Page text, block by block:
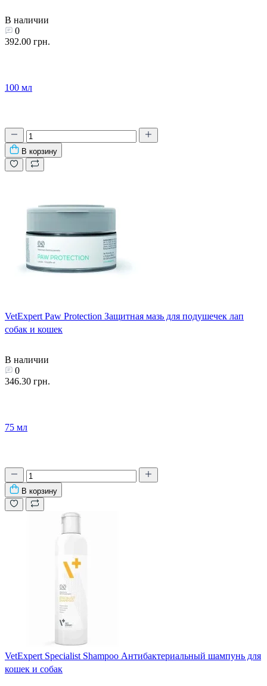
В наличии
0
392.00 грн.
100 мл
В корзину
VetExpert Paw Protection Защитная мазь для подушечек лап
собак и кошек
В наличии
0
346.30 грн.
75 мл
В корзину
VetExpert Specialist Shampoo Антибактериальный шампунь для
кошек и собак